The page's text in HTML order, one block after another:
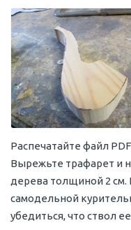
Распечатайте файл
Вырежьте трафарет и
дерева толщиной 2 см.
самодельной
убедиться, что ствол